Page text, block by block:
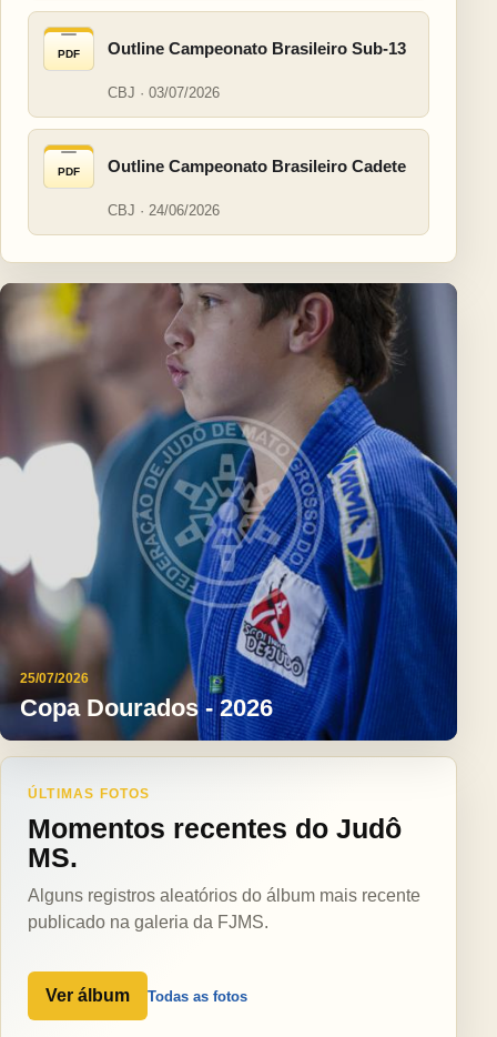
PDF Outline Campeonato Brasileiro Sub-13
CBJ · 03/07/2026
PDF Outline Campeonato Brasileiro Cadete
CBJ · 24/06/2026
25/07/2026
Copa Dourados - 2026
ÚLTIMAS FOTOS
Momentos recentes do Judô
MS.
Alguns registros aleatórios do álbum mais recente
publicado na galeria da FJMS.
Ver álbum Todas as fotos